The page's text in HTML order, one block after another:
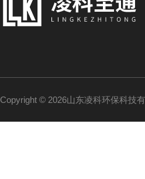
Copyright © 2026山东凌科环保科技